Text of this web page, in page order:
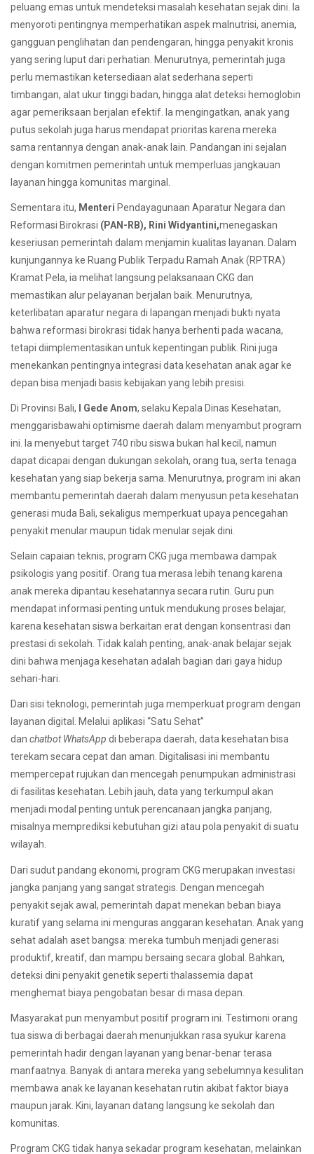
peluang emas untuk mendeteksi masalah kesehatan sejak dini. Ia
menyoroti pentingnya memperhatikan aspek malnutrisi, anemia,
gangguan penglihatan dan pendengaran, hingga penyakit kronis
yang sering luput dari perhatian. Menurutnya, pemerintah juga
perlu memastikan ketersediaan alat sederhana seperti
timbangan, alat ukur tinggi badan, hingga alat deteksi hemoglobin
agar pemeriksaan berjalan efektif. Ia mengingatkan, anak yang
putus sekolah juga harus mendapat prioritas karena mereka
sama rentannya dengan anak-anak lain. Pandangan ini sejalan
dengan komitmen pemerintah untuk memperluas jangkauan
layanan hingga komunitas marginal.
Sementara itu, Menteri Pendayagunaan Aparatur Negara dan
Reformasi Birokrasi (PAN-RB), Rini Widyantini,menegaskan
keseriusan pemerintah dalam menjamin kualitas layanan. Dalam
kunjungannya ke Ruang Publik Terpadu Ramah Anak (RPTRA)
Kramat Pela, ia melihat langsung pelaksanaan CKG dan
memastikan alur pelayanan berjalan baik. Menurutnya,
keterlibatan aparatur negara di lapangan menjadi bukti nyata
bahwa reformasi birokrasi tidak hanya berhenti pada wacana,
tetapi diimplementasikan untuk kepentingan publik. Rini juga
menekankan pentingnya integrasi data kesehatan anak agar ke
depan bisa menjadi basis kebijakan yang lebih presisi.
Di Provinsi Bali, I Gede Anom, selaku Kepala Dinas Kesehatan,
menggarisbawahi optimisme daerah dalam menyambut program
ini. Ia menyebut target 740 ribu siswa bukan hal kecil, namun
dapat dicapai dengan dukungan sekolah, orang tua, serta tenaga
kesehatan yang siap bekerja sama. Menurutnya, program ini akan
membantu pemerintah daerah dalam menyusun peta kesehatan
generasi muda Bali, sekaligus memperkuat upaya pencegahan
penyakit menular maupun tidak menular sejak dini.
Selain capaian teknis, program CKG juga membawa dampak
psikologis yang positif. Orang tua merasa lebih tenang karena
anak mereka dipantau kesehatannya secara rutin. Guru pun
mendapat informasi penting untuk mendukung proses belajar,
karena kesehatan siswa berkaitan erat dengan konsentrasi dan
prestasi di sekolah. Tidak kalah penting, anak-anak belajar sejak
dini bahwa menjaga kesehatan adalah bagian dari gaya hidup
sehari-hari.
Dari sisi teknologi, pemerintah juga memperkuat program dengan
layanan digital. Melalui aplikasi “Satu Sehat”
dan chatbot WhatsApp di beberapa daerah, data kesehatan bisa
terekam secara cepat dan aman. Digitalisasi ini membantu
mempercepat rujukan dan mencegah penumpukan administrasi
di fasilitas kesehatan. Lebih jauh, data yang terkumpul akan
menjadi modal penting untuk perencanaan jangka panjang,
misalnya memprediksi kebutuhan gizi atau pola penyakit di suatu
wilayah.
Dari sudut pandang ekonomi, program CKG merupakan investasi
jangka panjang yang sangat strategis. Dengan mencegah
penyakit sejak awal, pemerintah dapat menekan beban biaya
kuratif yang selama ini menguras anggaran kesehatan. Anak yang
sehat adalah aset bangsa: mereka tumbuh menjadi generasi
produktif, kreatif, dan mampu bersaing secara global. Bahkan,
deteksi dini penyakit genetik seperti thalassemia dapat
menghemat biaya pengobatan besar di masa depan.
Masyarakat pun menyambut positif program ini. Testimoni orang
tua siswa di berbagai daerah menunjukkan rasa syukur karena
pemerintah hadir dengan layanan yang benar-benar terasa
manfaatnya. Banyak di antara mereka yang sebelumnya kesulitan
membawa anak ke layanan kesehatan rutin akibat faktor biaya
maupun jarak. Kini, layanan datang langsung ke sekolah dan
komunitas.
Program CKG tidak hanya sekadar program kesehatan, melainkan